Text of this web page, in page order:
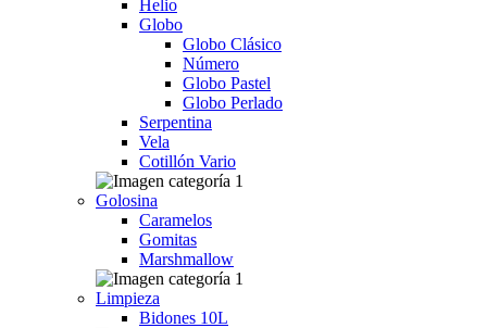
Helio
Globo
Globo Clásico
Número
Globo Pastel
Globo Perlado
Serpentina
Vela
Cotillón Vario
Golosina
Caramelos
Gomitas
Marshmallow
Limpieza
Bidones 10L